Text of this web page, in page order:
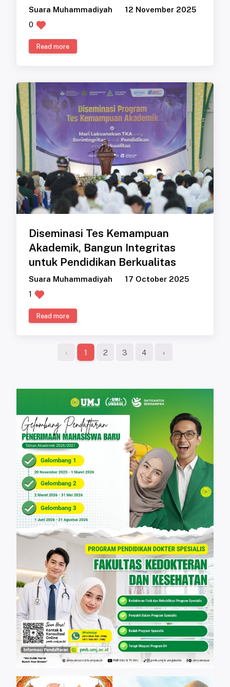
Suara Muhammadiyah
12 November 2025
0
Read more
Diseminasi Tes Kemampuan
Akademik, Bangun Integritas
untuk Pendidikan Berkualitas
Suara Muhammadiyah
17 October 2025
1
Read more
‹ 1 2 3 4 ›